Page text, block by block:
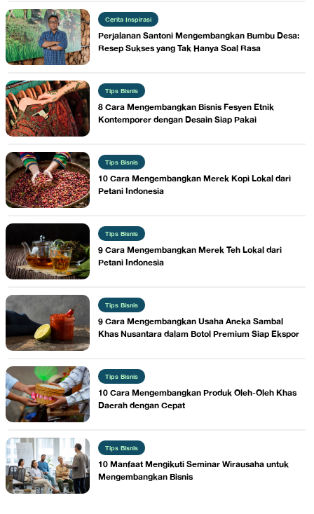
Cerita Inspirasi
Perjalanan Santoni Mengembangkan Bumbu Desa:
Resep Sukses yang Tak Hanya Soal Rasa
Tips Bisnis
8 Cara Mengembangkan Bisnis Fesyen Etnik
Kontemporer dengan Desain Siap Pakai
Tips Bisnis
10 Cara Mengembangkan Merek Kopi Lokal dari
Petani Indonesia
Tips Bisnis
9 Cara Mengembangkan Merek Teh Lokal dari
Petani Indonesia
Tips Bisnis
9 Cara Mengembangkan Usaha Aneka Sambal
Khas Nusantara dalam Botol Premium Siap Ekspor
Tips Bisnis
10 Cara Mengembangkan Produk Oleh-Oleh Khas
Daerah dengan Cepat
Tips Bisnis
10 Manfaat Mengikuti Seminar Wirausaha untuk
Mengembangkan Bisnis